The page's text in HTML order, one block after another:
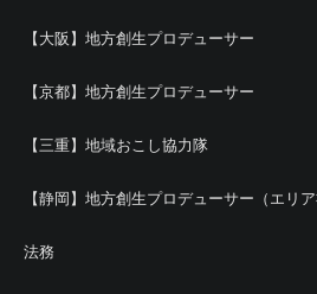
【大阪】地方創生プロデューサー
【京都】地方創生プロデューサー
【三重】地域おこし協力隊
【静岡】地方創生プロデューサー（エリ
法務